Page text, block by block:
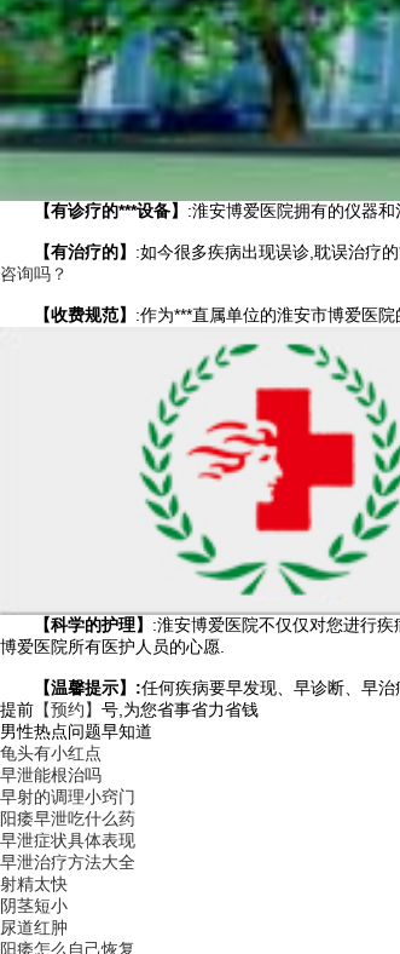
【有诊疗的***设备】 :淮安博爱医院拥有的仪器
【有治疗的】 :如今很多疾病出现误诊,耽误治疗
咨询吗？
【收费规范】 :作为***直属单位的淮安市博爱医
【科学的护理】 :淮安博爱医院不仅仅对您进行
博爱医院所有医护人员的心愿.
【温馨提示】:任何疾病要早发现、早诊断、早
提前 【预约】 号,为您省事省力省钱
男性热点问题早知道
龟头有小红点
早泄能根治吗
早射的调理小窍门
阳痿早泄吃什么药
早泄症状具体表现
早泄治疗方法大全
射精太快
阴茎短小
尿道红肿
阳痿怎么自己恢复